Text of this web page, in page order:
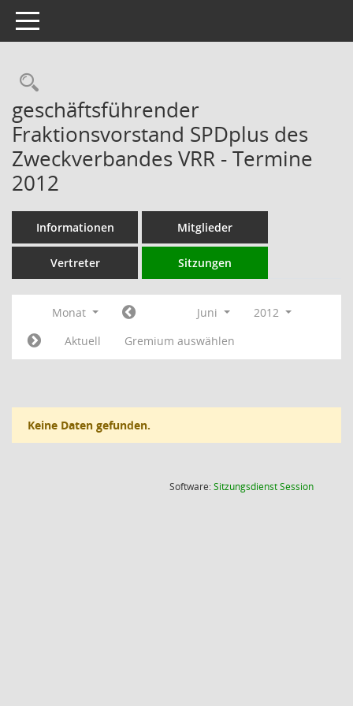
Toggle navigation
Rechercheauswahl
geschäftsführender
Fraktionsvorstand SPDplus des
Zweckverbandes VRR - Termine
2012
Informationen Mitglieder
Vertreter Sitzungen
Monat Juni
2012
Aktuell
Gremium auswählen
Keine Daten gefunden.
Software:SitzungsdienstSession(Wird in